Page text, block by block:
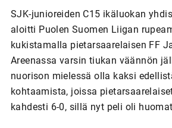
SJK-junioreiden C15 ikäluokan
aloitti Puolen Suomen Liigan
kukistamalla pietarsaarelaisen FF
Areenassa varsin tiukan väännön
nuorison mielessä olla kaksi
kohtaamista, joissa
kahdesti 6-0, sillä nyt peli oli